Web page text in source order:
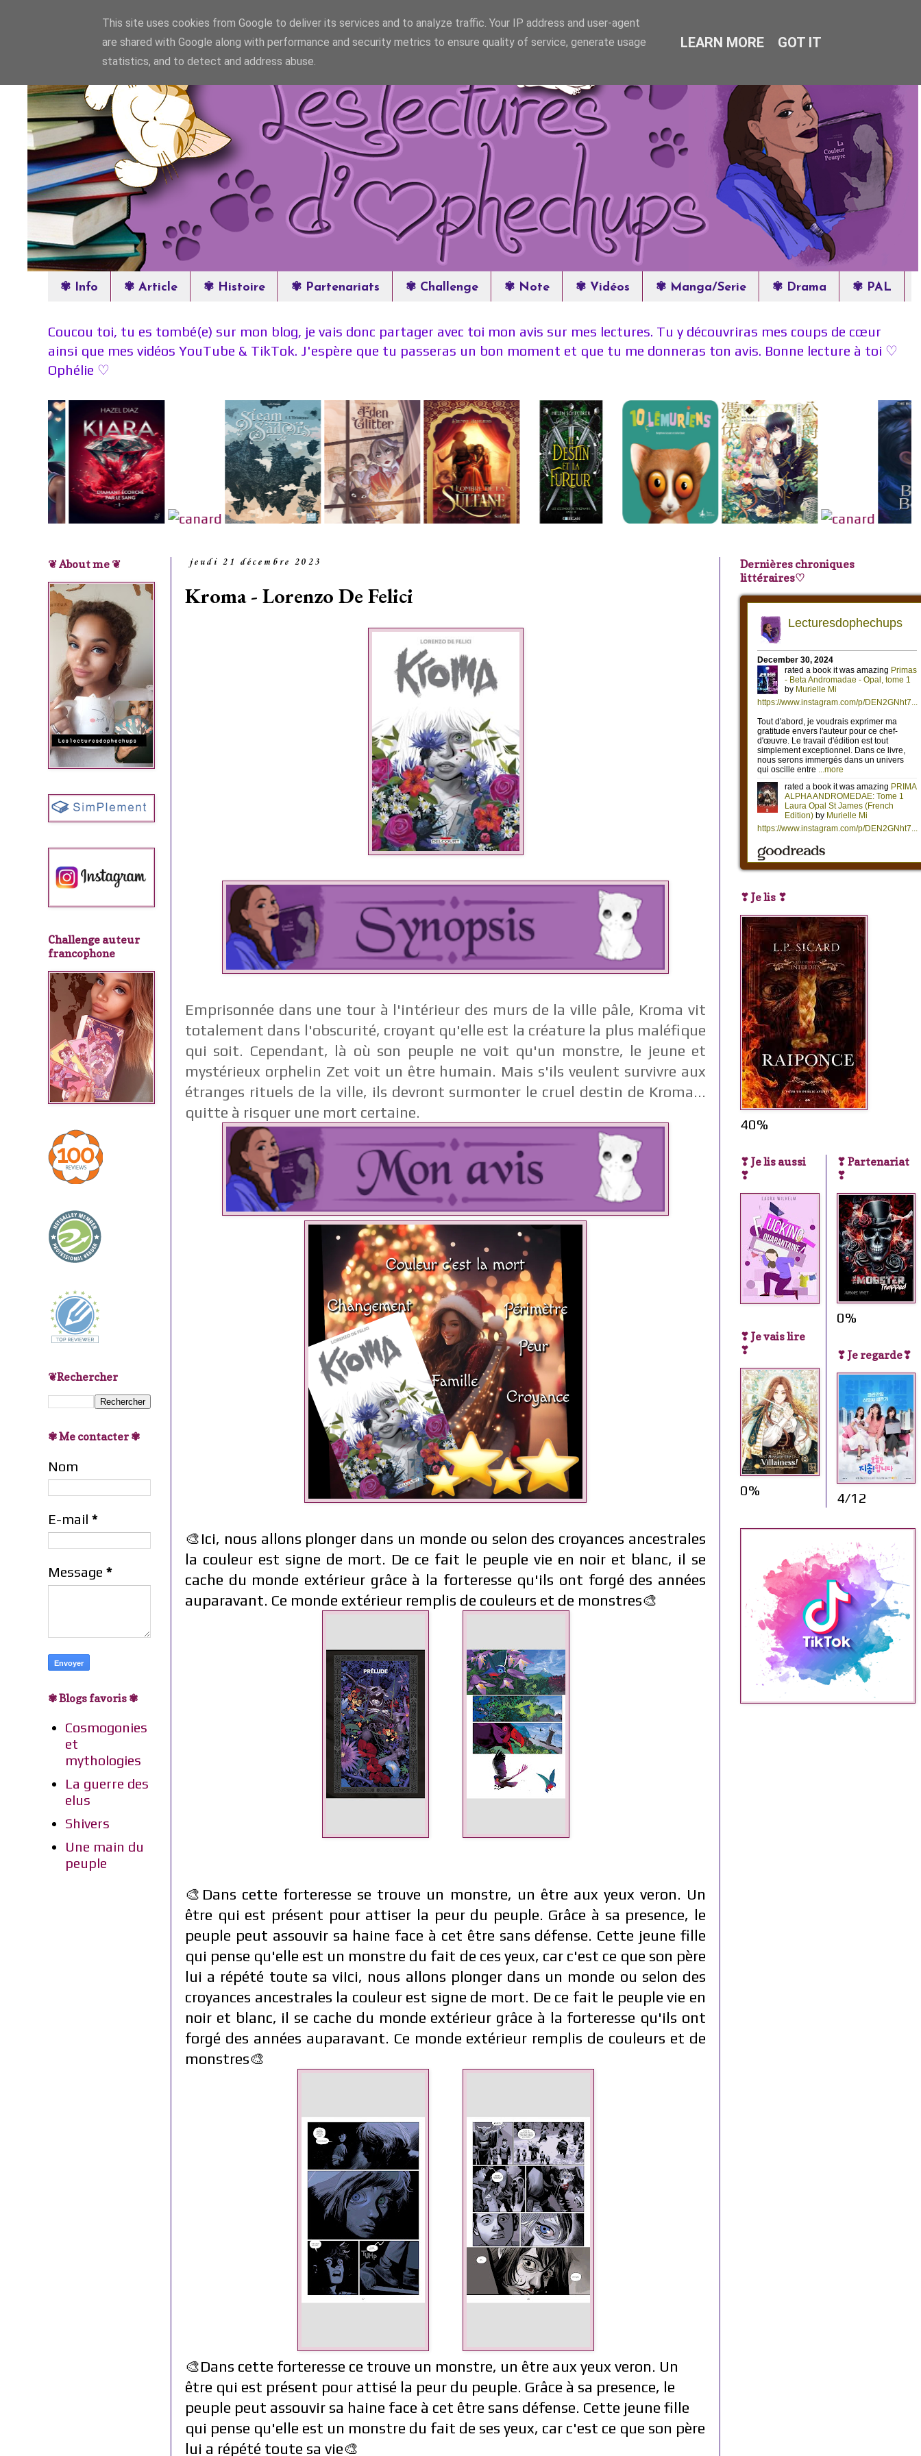
✾ Info ✾ Article ✾ Histoire ✾ Partenariats ✾ Challenge ✾ Note ✾ Vidéos ✾ Manga/Serie ✾ Drama ✾ PAL
Coucou toi, tu es tombé(e) sur mon blog, je vais donc partager avec toi mon avis sur mes lectures. Tu y découvriras mes coups de cœur
ainsi que mes vidéos YouTube & TikTok. J'espère que tu passeras un bon moment et que tu me donneras ton avis. Bonne lecture à toi ♡
Ophélie ♡
jeudi 21 décembre 2023
Kroma - Lorenzo De Felici
Emprisonnée dans une tour à l'intérieur des murs de la ville pâle, Kroma vit
totalement dans l'obscurité, croyant qu'elle est la créature la plus maléfique
qui soit. Cependant, là où son peuple ne voit qu'un monstre, le jeune et
mystérieux orphelin Zet voit un être humain. Mais s'ils veulent survivre aux
étranges rituels de la ville, ils devront surmonter le cruel destin de Kroma...
quitte à risquer une mort certaine.
🎨Ici, nous allons plonger dans un monde ou selon des croyances ancestrales
la couleur est signe de mort. De ce fait le peuple vie en noir et blanc, il se
cache du monde extérieur grâce à la forteresse qu'ils ont forgé des années
auparavant. Ce monde extérieur remplis de couleurs et de monstres🎨
🎨Dans cette forteresse se trouve un monstre, un être aux yeux veron. Un
être qui est présent pour attiser la peur du peuple. Grâce à sa presence, le
peuple peut assouvir sa haine face à cet être sans défense. Cette jeune fille
qui pense qu'elle est un monstre du fait de ces yeux, car c'est ce que son père
lui a répété toute sa viIci, nous allons plonger dans un monde ou selon des
croyances ancestrales la couleur est signe de mort. De ce fait le peuple vie en
noir et blanc, il se cache du monde extérieur grâce à la forteresse qu'ils ont
forgé des années auparavant. Ce monde extérieur remplis de couleurs et de
monstres🎨
🎨Dans cette forteresse ce trouve un monstre, un être aux yeux veron. Un
être qui est présent pour attisé la peur du peuple. Grâce à sa presence, le
peuple peut assouvir sa haine face à cet être sans défense. Cette jeune fille
qui pense qu'elle est un monstre du fait de ses yeux, car c'est ce que son père
lui a répété toute sa vie🎨
❦ About me ❦
Challenge auteur
francophone
❦Rechercher
✾ Me contacter ✾
Nom
E-mail *
Message *
✾ Blogs favoris ✾
Cosmogonies
et
mythologies
La guerre des
elus
Shivers
Une main du
peuple
Dernières chroniques
littéraires♡
❣ Je lis ❣
40%
❣ Je lis aussi
❣
❣ Je vais lire
❣
0%
❣ Partenariat
❣
0%
❣ Je regarde❣
4/12
This site uses cookies from Google to deliver its services and to analyze traffic. Your IP address and user-agent
are shared with Google along with performance and security metrics to ensure quality of service, generate usage
statistics, and to detect and address abuse.
LEARN MORE GOT IT